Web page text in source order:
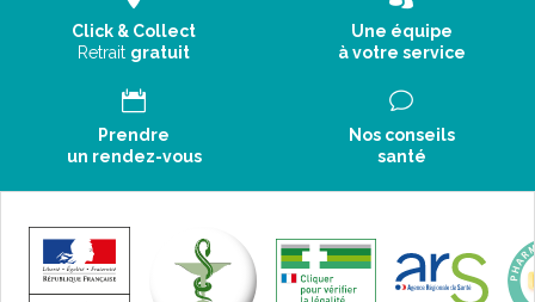
Click & Collect
Retrait gratuit
Une équipe
à votre service
Prendre
un rendez-vous
Nos conseils
santé